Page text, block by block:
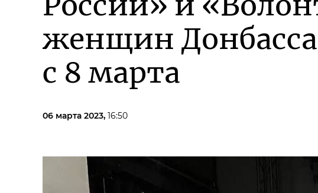
женщин
с 8 марта
06 марта 2023, 16:50